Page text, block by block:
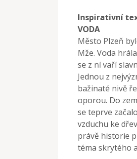
Inspirativní
VODA
Město Plzeň
Mže. Voda
se z ní vaří
Jednou z
bažinaté nivě
oporou. Do
se teprve
vzduchu ke
právě historie
téma skrytého